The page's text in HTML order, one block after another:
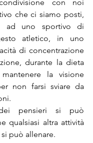
con noi
che ci siamo posti,
ad uno sportivo di
atletico, in uno
di concentrazione
durante la dieta
la visione
non farsi sviare da
pensieri si può
qualsiasi altra attività
può allenare.